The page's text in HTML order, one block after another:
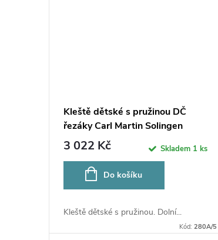
Kleště dětské s pružinou DČ
řezáky Carl Martin Solingen
280A/5
3 022 Kč Skladem 1 ks
Do košíku
Kleště dětské s pružinou. Dolní...
Kód:280A/5